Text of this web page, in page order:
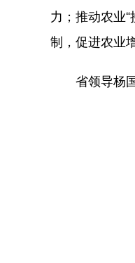
力；推动农业
制，促进农业
省领导杨国